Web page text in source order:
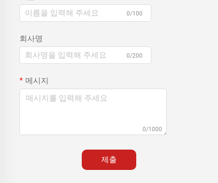
0/100
회사명
0/200
메시지
0/1000
제출